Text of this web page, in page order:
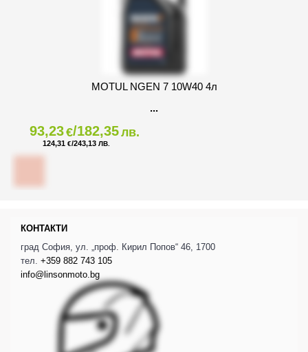
MOTUL NGEN 7 10W40 4л
93,23€/182,35лв.
124,31 €/243,13 ЛВ.
КОНТАКТИ
град София, ул. „проф. Кирил Попов“ 46, 1700
тел. +359 882 743 105
info@linsonmoto.bg